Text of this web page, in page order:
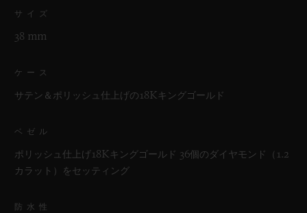
サイズ
38 mm
ケース
サテン＆ポリッシュ仕上げの18Kキングゴールド
ベゼル
ポリッシュ仕上げ18Kキングゴールド 36個のダイヤモンド（1.2
カラット）をセッティング
防水性